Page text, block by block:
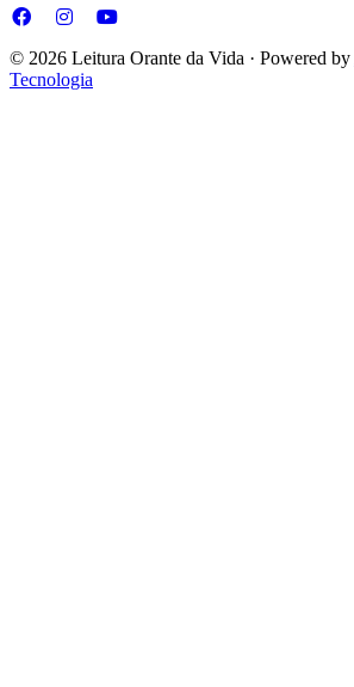
© 2026 Leitura Orante da Vida · Powered by
Tecnologia